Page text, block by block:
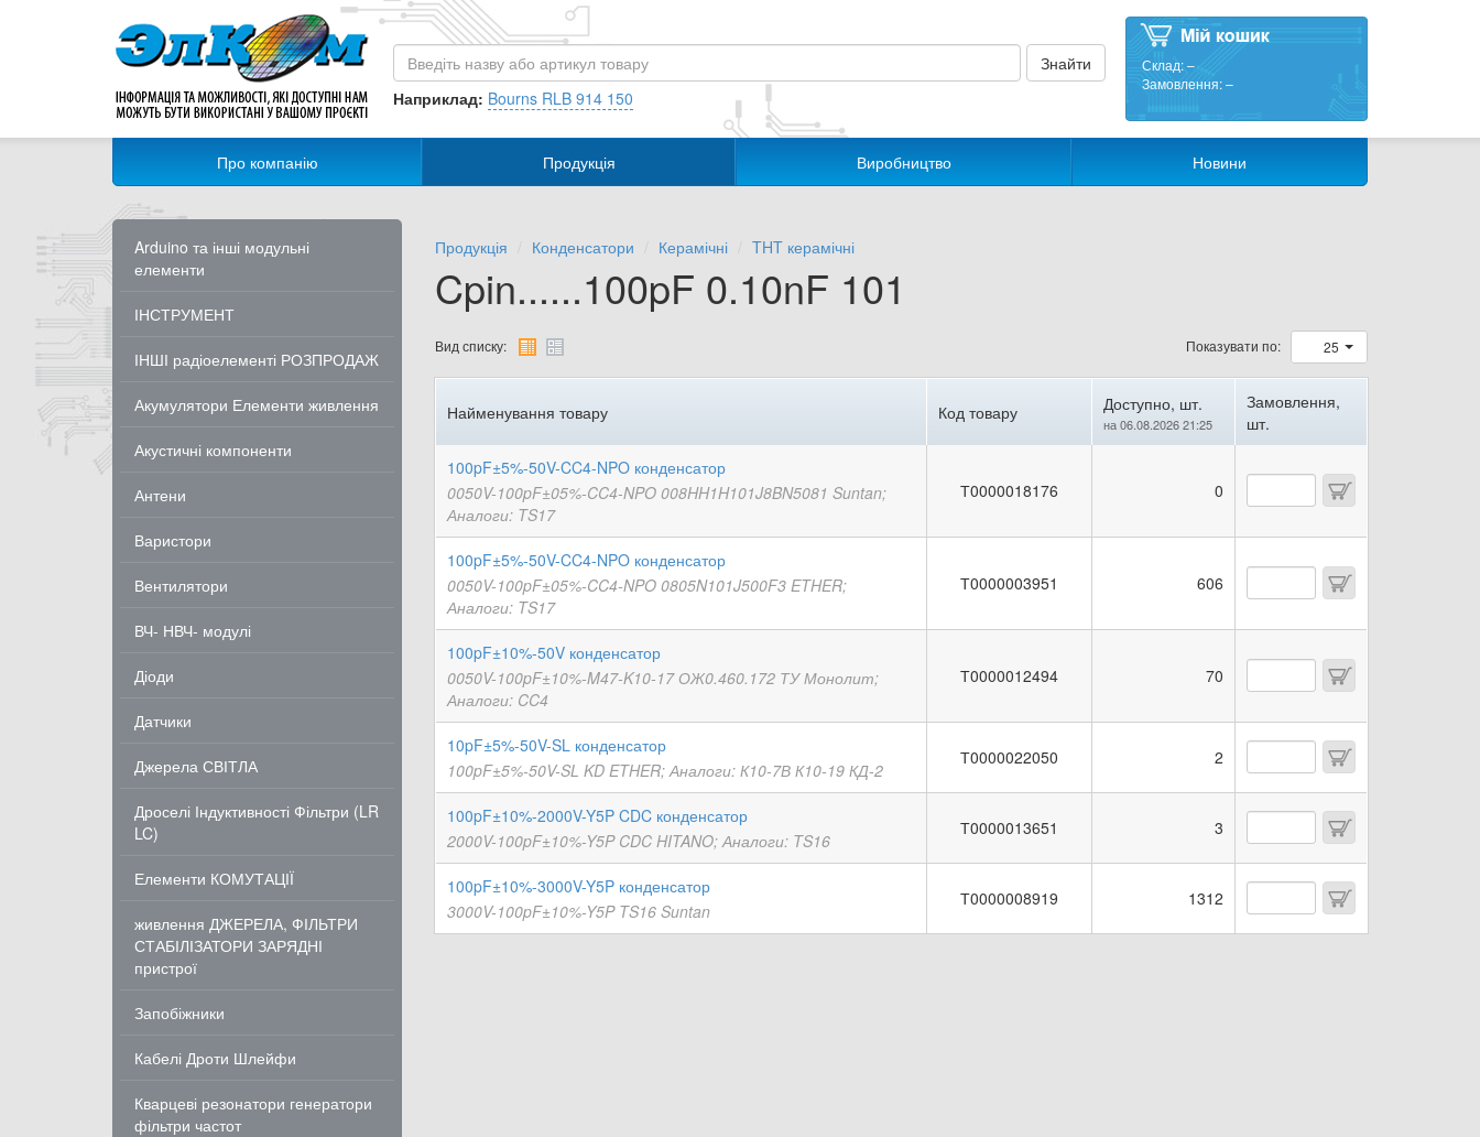
Наприклад: Bourns RLB 914 150
Склад:–
Замовлення:–
Про компанію Продукція Виробництво Новини
Arduino та інші модульні
елементи
ІНСТРУМЕНТ
ІНШІ радіоелементі РОЗПРОДАЖ
Акумулятори Елементи живлення
Акустичні компоненти
Антени
Варистори
Вентилятори
ВЧ- НВЧ- модулі
Діоди
Датчики
Джерела СВІТЛА
Дроселі Індуктивності Фільтри (LR
LC)
Елементи КОМУТАЦІЇ
живлення ДЖЕРЕЛА, ФІЛЬТРИ
СТАБІЛІЗАТОРИ ЗАРЯДНІ
пристрої
Запобіжники
Кабелі Дроти Шлейфи
Кварцеві резонатори генератори
фільтри частот
Продукція Конденсатори Керамічні THT керамічні
Cpin......100pF 0.10nF 101
Вид списку: Показувати по: 25
Найменування товару Код товару Доступно, шт.
на 06.08.2026 21:25
Замовлення,
шт.
100pF±5%-50V-CC4-NPO конденсатор
0050V-100pF±05%-CC4-NPO 008HH1H101J8BN5081 Suntan;
Аналоги: TS17
Т0000018176 0
100pF±5%-50V-CC4-NPO конденсатор
0050V-100pF±05%-CC4-NPO 0805N101J500F3 ETHER;
Аналоги: TS17
Т0000003951 606
100pF±10%-50V конденсатор
0050V-100pF±10%-M47-K10-17 ОЖ0.460.172 ТУ Монолит;
Аналоги: CC4
Т0000012494 70
10pF±5%-50V-SL конденсатор
100pF±5%-50V-SL KD ETHER; Аналоги: К10-7В К10-19 КД-2
Т0000022050 2
100pF±10%-2000V-Y5P CDC конденсатор
2000V-100pF±10%-Y5P CDC HITANO; Аналоги: TS16
Т0000013651 3
100pF±10%-3000V-Y5P конденсатор
3000V-100pF±10%-Y5P TS16 Suntan
Т0000008919 1312